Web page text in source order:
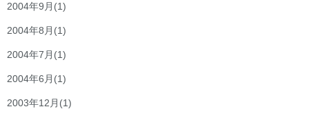
2004年9月 (1)
2004年8月 (1)
2004年7月 (1)
2004年6月 (1)
2003年12月 (1)